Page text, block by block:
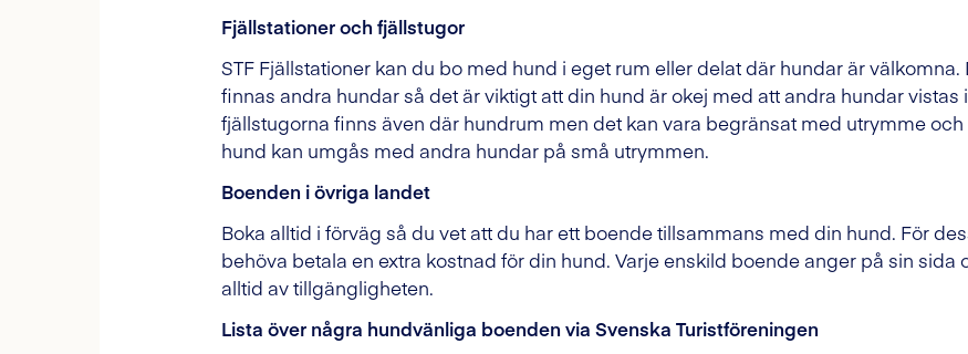
Fjällstationer och fjällstugor
STF Fjällstationer kan du bo med hund i eget rum eller delat där hundar är
finnas andra hundar så det är viktigt att din hund är okej med att andra hundar vistas
fjällstugorna finns även där hundrum men det kan vara begränsat med utrymme
hund kan umgås med andra hundar på små utrymmen.
Boenden i övriga landet
Boka alltid i förväg så du vet att du har ett boende tillsammans med din hund. För
behöva betala en extra kostnad för din hund. Varje enskild boende anger på sin sida
alltid av tillgängligheten.
Lista över några hundvänliga boenden via Svenska Turistföreningen